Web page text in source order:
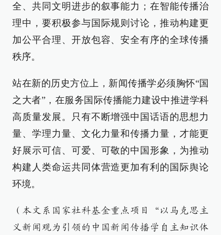
全、共同文明进步的叙事能力；在智能传播治
理中，要积极参与国际规则讨论，推动构建更
加公平合理、开放包容、安全有序的全球传播
秩序。
站在新的历史方位上，新闻传播学必须胸怀“国
之大者”，在服务国际传播能力建设中推进学科
高质量发展。只有不断增强中国话语的思想力
量、学理力量、文化力量和传播力量，才能更
好展示可信、可爱、可敬的中国形象，为推动
构建人类命运共同体营造更加有利的国际舆论
环境。
（本文系国家社科基金重点项目“以马克思主
义新闻观为引领的中国新闻传播学自主知识体